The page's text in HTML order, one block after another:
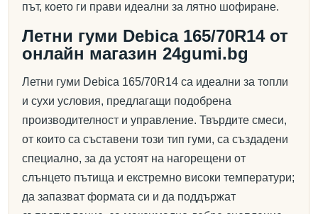
път, което ги прави идеални за лятно шофиране.
Летни гуми Debica 165/70R14 от
онлайн магазин 24gumi.bg
Летни гуми Debica 165/70R14 са идеални за топли
и сухи условия, предлагащи подобрена
производителност и управление. Твърдите смеси,
от които са съставени този тип гуми, са създадени
специално, за да устоят на нагорещени от
слънцето пътища и екстремно високи температури;
да запазват формата си и да поддържат